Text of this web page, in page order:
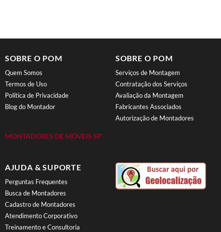
SOBRE O POM
Quem Somos
Termos de Uso
Política de Privacidade
Blog do Montador
MONTADORES DE MÓVEIS SP
SOBRE O POM
Serviços de Montagem
Contratação dos Serviços
Avaliação da Montagem
Fabricantes Associados
Autorização de Montadores
AJUDA & SUPORTE
Perguntas Frequentes
Busca de Montadores
Cadastro de Montadores
Atendimento Corporativo
Treinamento e Consultoria